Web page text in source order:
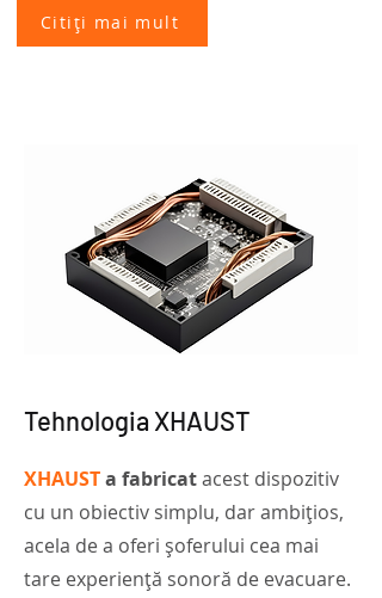
Citiți mai mult
Tehnologia XHAUST
XHAUSTa fabricatacest dispozitiv
cu un obiectiv simplu, dar ambițios,
acela de a oferi șoferului cea mai
tare experiență sonoră de evacuare.